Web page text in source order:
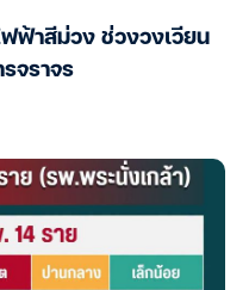
ฟ้าสีม่วง ช่วงวงเวียน
จราจร